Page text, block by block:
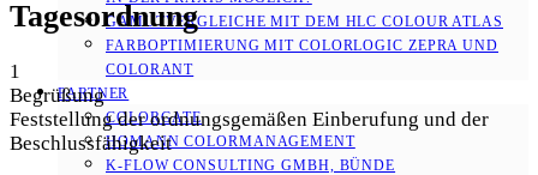
GAMUTVERGLEICHE MIT DEM HLC COLOUR ATLAS
FARBOPTIMIERUNG MIT COLORLOGIC ZEPRA UND
COLORANT
PARTNER
COLORGATE
HOMANN COLORMANAGEMENT
K-FLOW CONSULTING GMBH, BÜNDE
Tagesordnung
1
Begrüßung
Feststellung der ordnungsgemäßen Einberufung und der
Beschlussfähigkeit